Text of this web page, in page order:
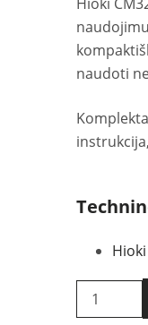
naudoti
produkto
kiekis: